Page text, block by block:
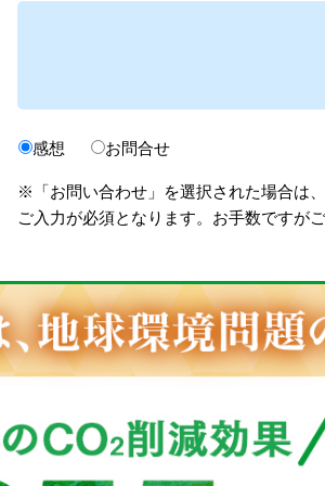
感想 お問合せ
※「お問い合わせ」を選択された場合は
ご入力が必須となります。お手数ですが